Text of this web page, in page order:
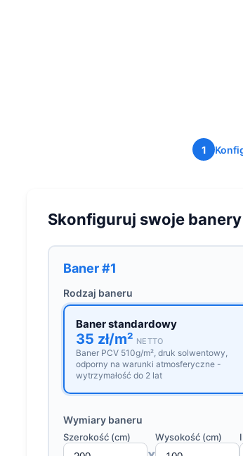
1
Skonfiguruj swoje banery
Baner #1
Rodzaj baneru
Baner standardowy
35 zł/m² NETTO
Baner PCV 510g/m², druk solwentowy,
odporny na warunki atmosferyczne -
wytrzymałość do 2 lat
Wymiary baneru
Szerokość (cm) Wysokość (cm)